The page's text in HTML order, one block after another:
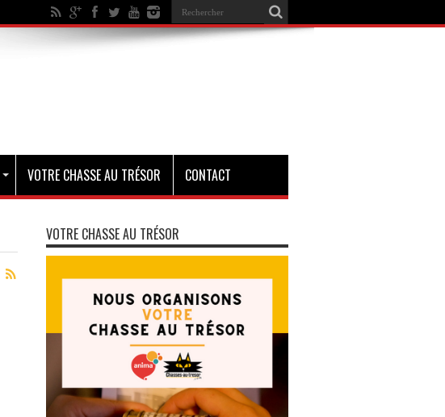
VOTRE CHASSE AU TRÉSOR CONTACT
VOTRE CHASSE AU TRÉSOR